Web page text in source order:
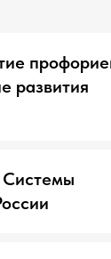
развития
Системы